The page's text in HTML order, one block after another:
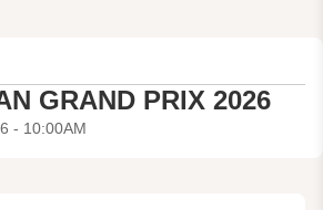
GRAND PRIX 2026
- 10:00AM